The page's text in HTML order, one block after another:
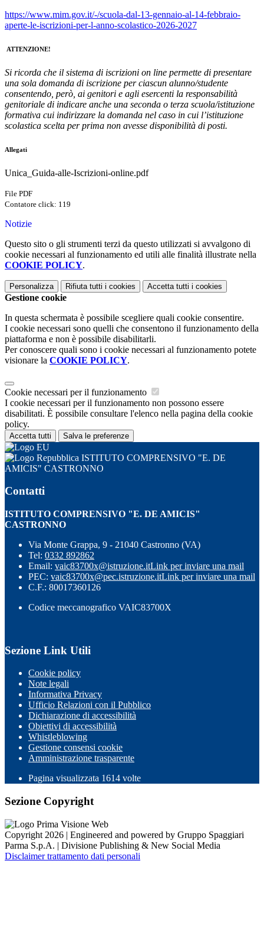
https://www.mim.gov.it/-/scuola-dal-13-gennaio-al-14-febbraio-
aperte-le-iscrizioni-per-l-anno-scolastico-2026-2027
ATTENZIONE!
Si ricorda che il sistema di iscrizioni on line permette di presentare
una sola domanda di iscrizione per ciascun alunno/studente
consentendo, però, ai genitori e agli esercenti la responsabilità
genitoriale di indicare anche una seconda o terza scuola/istituzione
formativa cui indirizzare la domanda nel caso in cui l’istituzione
scolastica scelta per prima non avesse disponibilità di posti.
Allegati
Unica_Guida-alle-Iscrizioni-online.pdf
File PDF
Contatore click: 119
Notizie
Questo sito o gli strumenti terzi da questo utilizzati si avvalgono di
cookie necessari al funzionamento ed utili alle finalità illustrate nella
COOKIE POLICY.
Personalizza Rifiuta tutti i cookies Accetta tutti i cookies
Gestione cookie
In questa schermata è possibile scegliere quali cookie consentire.
I cookie necessari sono quelli che consentono il funzionamento della
piattaforma e non è possibile disabilitarli.
Per conoscere quali sono i cookie necessari al funzionamento potete
visionare la COOKIE POLICY.
Cookie necessari per il funzionamento
I cookie necessari per il funzionamento non possono essere
disabilitati. È possibile consultare l'elenco nella pagina della cookie
policy.
Accetta tutti Salva le preferenze
ISTITUTO COMPRENSIVO "E. DE
AMICIS" CASTRONNO
Contatti
ISTITUTO COMPRENSIVO "E. DE AMICIS"
CASTRONNO
Via Monte Grappa, 9 - 21040 Castronno (VA)
Tel: 0332 892862
Email: vaic83700x@istruzione.itLink per inviare una mail
PEC: vaic83700x@pec.istruzione.itLink per inviare una mail
C.F.: 80017360126
Codice meccanografico VAIC83700X
Sezione Link Utili
Cookie policy
Note legali
Informativa Privacy
Ufficio Relazioni con il Pubblico
Dichiarazione di accessibilità
Obiettivi di accessibilità
Whistleblowing
Gestione consensi cookie
Amministrazione trasparente
Pagina visualizzata 1614 volte
Sezione Copyright
Copyright 2026 | Engineered and powered by Gruppo Spaggiari
Parma S.p.A. | Divisione Publishing & New Social Media
Disclaimer trattamento dati personali